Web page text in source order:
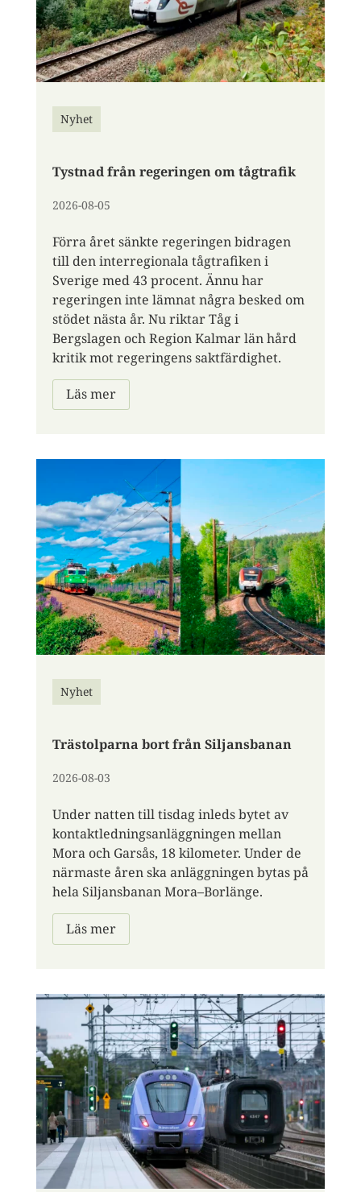
Nyhet
Tystnad från regeringen om tågtrafik
2026-08-05
Förra året sänkte regeringen bidragen
till den interregionala tågtrafiken i
Sverige med 43 procent. Ännu har
regeringen inte lämnat några besked om
stödet nästa år. Nu riktar Tåg i
Bergslagen och Region Kalmar län hård
kritik mot regeringens saktfärdighet.
Läs mer
Nyhet
Trästolparna bort från Siljansbanan
2026-08-03
Under natten till tisdag inleds bytet av
kontaktledningsanläggningen mellan
Mora och Garsås, 18 kilometer. Under de
närmaste åren ska anläggningen bytas på
hela Siljansbanan Mora–Borlänge.
Läs mer